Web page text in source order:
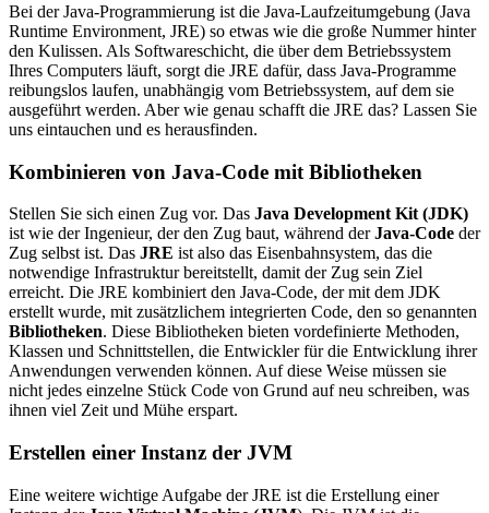
Bei der Java-Programmierung ist die Java-Laufzeitumgebung (Java
Runtime Environment, JRE) so etwas wie die große Nummer hinter
den Kulissen. Als Softwareschicht, die über dem Betriebssystem
Ihres Computers läuft, sorgt die JRE dafür, dass Java-Programme
reibungslos laufen, unabhängig vom Betriebssystem, auf dem sie
ausgeführt werden. Aber wie genau schafft die JRE das? Lassen Sie
uns eintauchen und es herausfinden.
Kombinieren von Java-Code mit Bibliotheken
Stellen Sie sich einen Zug vor. Das Java Development Kit (JDK)
ist wie der Ingenieur, der den Zug baut, während derJava-Code der
Zug selbst ist. Das JRE ist also das Eisenbahnsystem, das die
notwendige Infrastruktur bereitstellt, damit der Zug sein Ziel
erreicht. Die JRE kombiniert den Java-Code, der mit dem JDK
erstellt wurde, mit zusätzlichem integrierten Code, den so genannten
Bibliotheken. Diese Bibliotheken bieten vordefinierte Methoden,
Klassen und Schnittstellen, die Entwickler für die Entwicklung ihrer
Anwendungen verwenden können. Auf diese Weise müssen sie
nicht jedes einzelne Stück Code von Grund auf neu schreiben, was
ihnen viel Zeit und Mühe erspart.
Erstellen einer Instanz der JVM
Eine weitere wichtige Aufgabe der JRE ist die Erstellung einer